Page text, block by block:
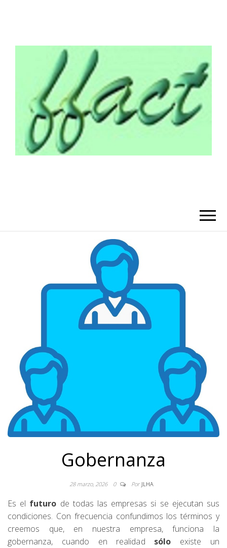
Gobernanza
28 marzo, 2026 0 Por JLHA
Es el futuro de todas las empresas si se ejecutan sus
condiciones. Con frecuencia confundimos los términos y
creemos que, en nuestra empresa, funciona la
gobernanza, cuando en realidad sólo existe un